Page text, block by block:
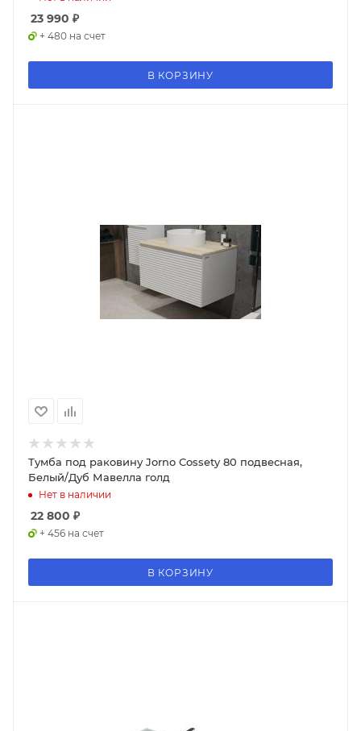
23 990 ₽
+ 480 на счет
В КОРЗИНУ
Тумба под раковину Jorno Cossety 80 подвесная,
Белый/Дуб Мавелла голд
Нет в наличии
22 800 ₽
+ 456 на счет
В КОРЗИНУ